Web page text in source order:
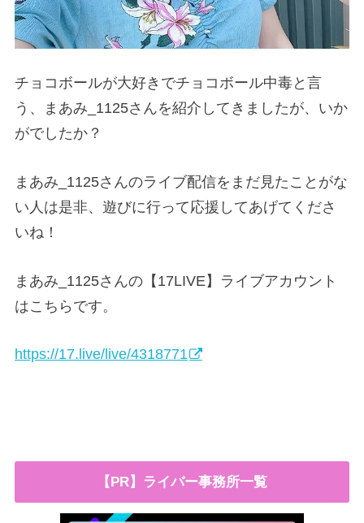
チョコボールが大好きでチョコボール中毒と言
う、まあみ_1125さんを紹介してきましたが、いか
がでしたか？
まあみ_1125さんのライブ配信をまだ見たことがな
い人は是非、遊びに行って応援してあげてくださ
いね！
まあみ_1125さんの【17LIVE】ライブアカウント
はこちらです。
https://17.live/live/4318771
【PR】ライバー事務所一覧